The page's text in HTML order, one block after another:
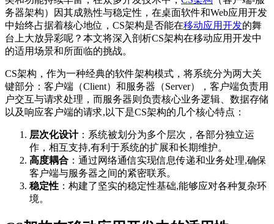
务器架构）因其成熟性与稳定性，在桌面软件和Web应用开发
中始终占据着核心地位，CS架构是否能在移动应用开发的舞
台上大放异彩呢？本文将深入剖析CS架构在移动应用开发中
的适用场景和所面临的挑战。
CS架构，作为一种经典的软件架构模式，将系统分为两大关
键部分：客户端（Client）和服务器（Server），客户端负责用
户交互与请求处理，而服务器则负责核心业务逻辑、数据存储
以及响应客户端的请求,以下是CS架构的几个核心特点：
层次化设计：系统被划分为多个层次，各部分独立运
作，相互支持,有利于系统的扩展和长期维护。
高度耦合 ：通过网络通信实现信息传递和业务处理,确保
客户端与服务器之间的紧密联系。
稳定性 ：构建了坚实的稳定性基础,能够应对各种复杂环
境。